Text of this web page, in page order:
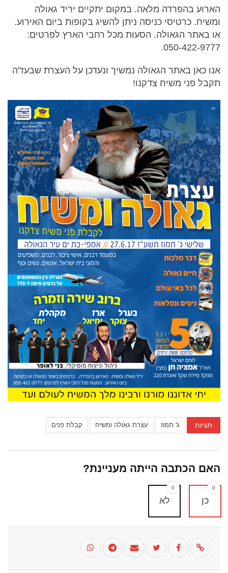
הארוע בהפרדה מלאה. במקום יתקיים יריד גאולה
ומשיח. כרטיסי כניסה ניתן להשיג בקופות ביום האירוע.
או באתר הגאולה. הסעות מכל רחבי הארץ לפרטים:
050-422-9777.
אנו כאן באתר הגאולה נמשיך ונעדכן על העצרת שבעז"ה
תקבל פני משיח צדקנו!
תגיות ג' תמוז עצרת גאולה ומשיח קבלת פנים
האם הכתבה הייתה מעניינת?
כן
0
לא
0